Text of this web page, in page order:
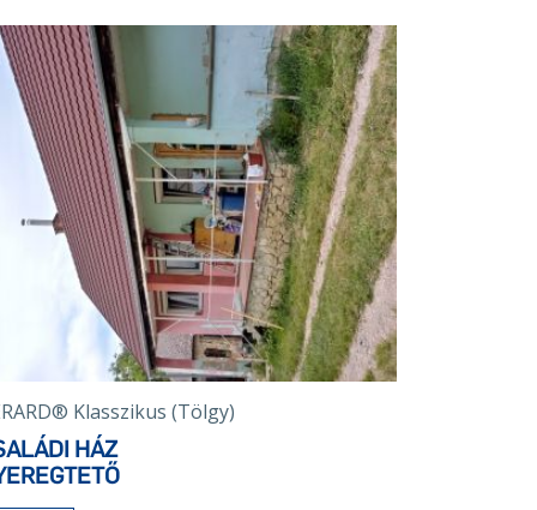
Klasszikus (Tölgy)
HÁZ